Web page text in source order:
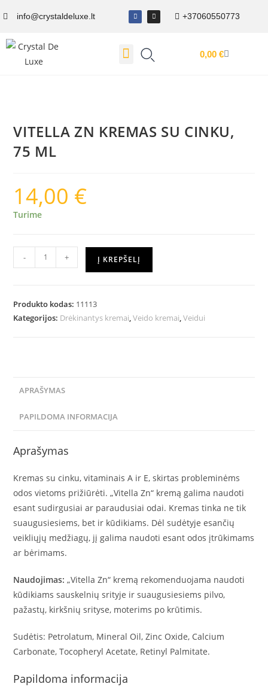
info@crystaldeluxe.lt +37060550773
0,00 €
VITELLA ZN KREMAS SU CINKU,
75 ML
14,00 €
Turime
- + Į KREPŠELĮ
Produkto kodas: 11113
Kategorijos: Drėkinantys kremai,Veido kremai,Veidui
APRAŠYMAS
PAPILDOMA INFORMACIJA
Aprašymas
Kremas su cinku, vitaminais A ir E, skirtas probleminėms
odos vietoms prižiūrėti. „Vitella Zn“ kremą galima naudoti
esant sudirgusiai ar paraudusiai odai. Kremas tinka ne tik
suaugusiesiems, bet ir kūdikiams. Dėl sudėtyje esančių
veikliųjų medžiagų, jį galima naudoti esant odos įtrūkimams
ar bėrimams.
Naudojimas: „Vitella Zn“ kremą rekomenduojama naudoti
kūdikiams sauskelnių srityje ir suaugusiesiems pilvo,
pažastų, kirkšnių srityse, moterims po krūtimis.
Sudėtis: Petrolatum, Mineral Oil, Zinc Oxide, Calcium
Carbonate, Tocopheryl Acetate, Retinyl Palmitate.
Papildoma informacija